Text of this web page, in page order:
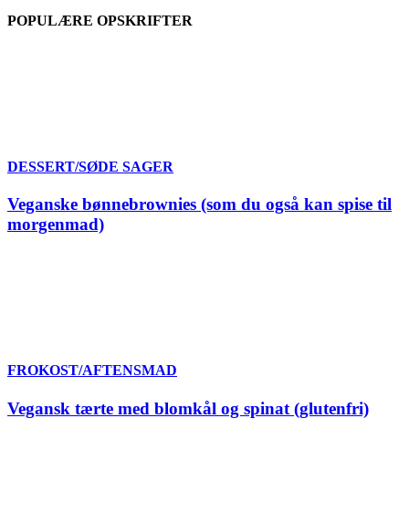
POPULÆRE OPSKRIFTER
DESSERT/SØDE SAGER
Veganske bønnebrownies (som du også kan spise til
morgenmad)
FROKOST/AFTENSMAD
Vegansk tærte med blomkål og spinat (glutenfri)